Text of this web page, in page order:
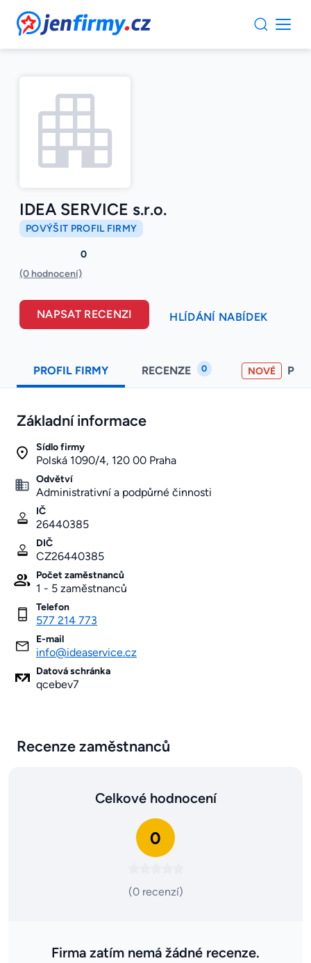
JenFirmy.cz
IDEA SERVICE s.r.o.
POVÝŠIT PROFIL FIRMY
0
(0 hodnocení)
NAPSAT RECENZI HLÍDÁNÍ NABÍDEK
PROFIL FIRMY RECENZE 0 NOVÉ
Základní informace
Sídlo firmy
Polská 1090/4, 120 00 Praha
Odvětví
Administrativní a podpůrné činnosti
IČ
26440385
DIČ
CZ26440385
Počet zaměstnanců
1 - 5 zaměstnanců
Telefon
577 214 773
E-mail
info@ideaservice.cz
Datová schránka
qcebev7
Recenze zaměstnanců
Celkové hodnocení
0
(0 recenzí)
Firma zatím nemá žádné recenze.